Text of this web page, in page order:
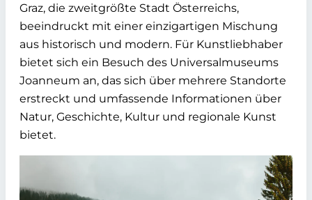
Graz, die zweitgrößte Stadt Österreichs,
beeindruckt mit einer einzigartigen Mischung
aus historisch und modern. Für Kunstliebhaber
bietet sich ein Besuch des Universalmuseums
Joanneum an, das sich über mehrere Standorte
erstreckt und umfassende Informationen über
Natur, Geschichte, Kultur und regionale Kunst
bietet.